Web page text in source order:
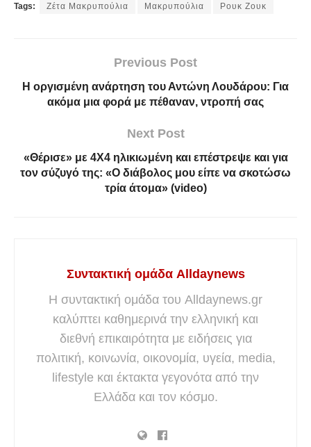
Tags: Ζέτα Μακρυπούλια Μακρυπούλια Ρουκ Ζουκ
Previous Post
Η οργισμένη ανάρτηση του Αντώνη Λουδάρου: Για
ακόμα μια φορά με πέθαναν, ντροπή σας
Next Post
«Θέρισε» με 4X4 ηλικιωμένη και επέστρεψε και για
τον σύζυγό της: «Ο διάβολος μου είπε να σκοτώσω
τρία άτομα» (video)
Συντακτική ομάδα Alldaynews
Η συντακτική ομάδα του Alldaynews.gr
καλύπτει καθημερινά την ελληνική και
διεθνή επικαιρότητα με ειδήσεις για
πολιτική, κοινωνία, οικονομία, υγεία, media,
lifestyle και έκτακτα γεγονότα από την
Ελλάδα και τον κόσμο.